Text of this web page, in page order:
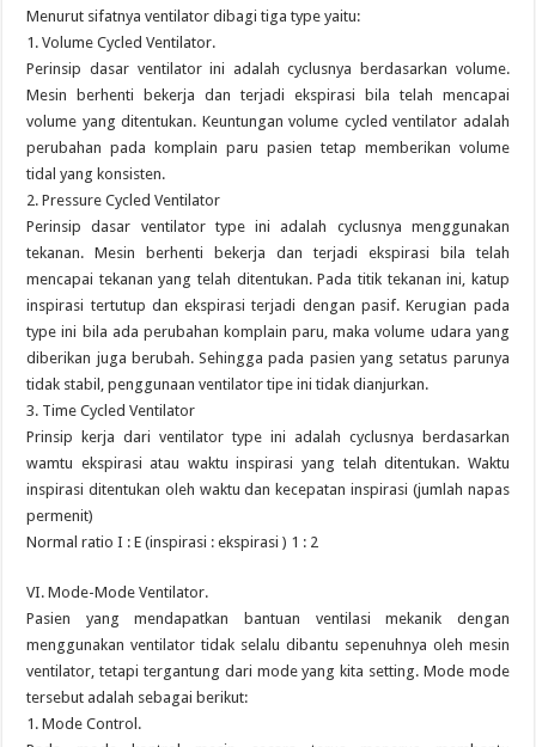
Menurut sifatnya ventilator dibagi tiga type yaitu:
1. Volume Cycled Ventilator.
Perinsip dasar ventilator ini adalah cyclusnya berdasarkan volume.
Mesin berhenti bekerja dan terjadi ekspirasi bila telah mencapai
volume yang ditentukan. Keuntungan volume cycled ventilator adalah
perubahan pada komplain paru pasien tetap memberikan volume
tidal yang konsisten.
2. Pressure Cycled Ventilator
Perinsip dasar ventilator type ini adalah cyclusnya menggunakan
tekanan. Mesin berhenti bekerja dan terjadi ekspirasi bila telah
mencapai tekanan yang telah ditentukan. Pada titik tekanan ini, katup
inspirasi tertutup dan ekspirasi terjadi dengan pasif. Kerugian pada
type ini bila ada perubahan komplain paru, maka volume udara yang
diberikan juga berubah. Sehingga pada pasien yang setatus parunya
tidak stabil, penggunaan ventilator tipe ini tidak dianjurkan.
3. Time Cycled Ventilator
Prinsip kerja dari ventilator type ini adalah cyclusnya berdasarkan
wamtu ekspirasi atau waktu inspirasi yang telah ditentukan. Waktu
inspirasi ditentukan oleh waktu dan kecepatan inspirasi (jumlah napas
permenit)
Normal ratio I : E (inspirasi : ekspirasi ) 1 : 2
VI. Mode-Mode Ventilator.
Pasien yang mendapatkan bantuan ventilasi mekanik dengan
menggunakan ventilator tidak selalu dibantu sepenuhnya oleh mesin
ventilator, tetapi tergantung dari mode yang kita setting. Mode mode
tersebut adalah sebagai berikut:
1. Mode Control.